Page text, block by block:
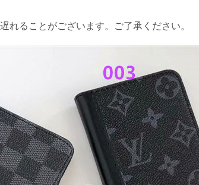
ることがございます。ご了承ください。